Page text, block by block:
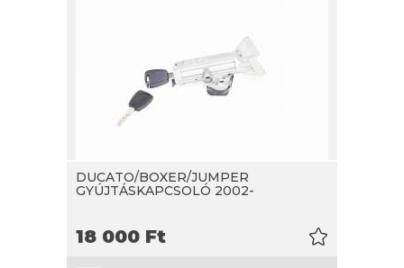
DUCATO/BOXER/JUMPER
GYÚJTÁSKAPCSOLÓ 2002-
18 000 Ft